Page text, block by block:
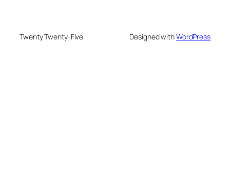
Twenty Twenty-Five Designed withWordPress